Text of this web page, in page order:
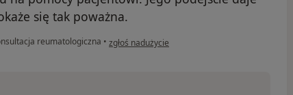
się tak poważna.
reumatologiczna • w opinii użytkownika SP
zgłoś nadużycie